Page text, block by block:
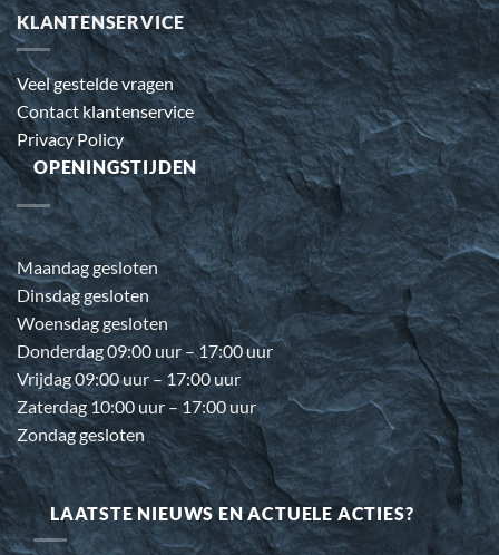
KLANTENSERVICE
Veel gestelde vragen
Contact klantenservice
Privacy Policy
OPENINGSTIJDEN
Maandag gesloten
Dinsdag gesloten
Woensdag gesloten
Donderdag 09:00 uur – 17:00 uur
Vrijdag 09:00 uur – 17:00 uur
Zaterdag 10:00 uur – 17:00 uur
Zondag gesloten
LAATSTE NIEUWS EN ACTUELE ACTIES?